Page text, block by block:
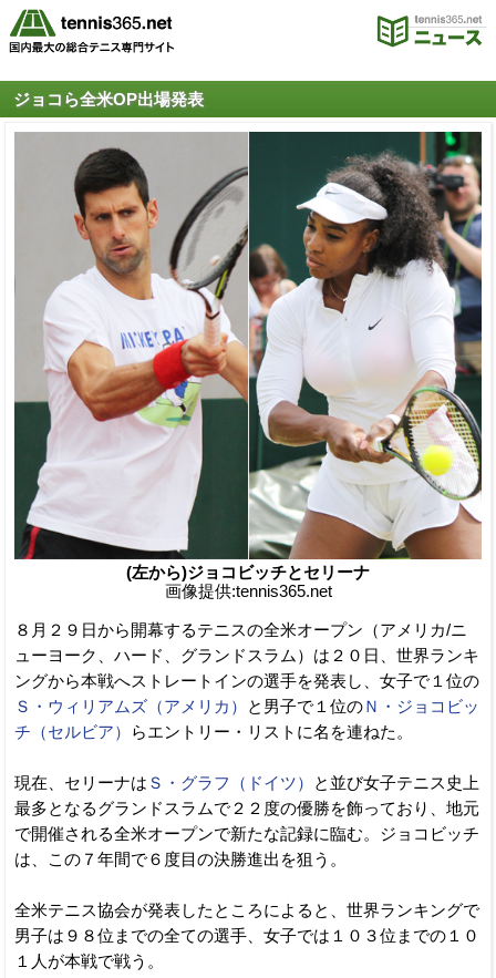
ジョコら全米OP出場発表
(左から)ジョコビッチとセリーナ
画像提供:tennis365.net
８月２９日から開幕するテニスの全米オープン（アメリカ/ニ
ューヨーク、ハード、グランドスラム）は２０日、世界ランキ
ングから本戦へストレートインの選手を発表し、女子で１位の
Ｓ・ウィリアムズ（アメリカ）
と男子で１位のＮ・ジョコビッ
チ（セルビア）
らエントリー・リストに名を連ねた。
現在、セリーナは Ｓ・グラフ（ドイツ）
と並び女子テニス史上
最多となるグランドスラムで２２度の優勝を飾っており、地元
で開催される全米オープンで新たな記録に臨む。ジョコビッチ
は、この７年間で６度目の決勝進出を狙う。
全米テニス協会が発表したところによると、世界ランキングで
男子は９８位までの全ての選手、女子では１０３位までの１０
１人が本戦で戦う。